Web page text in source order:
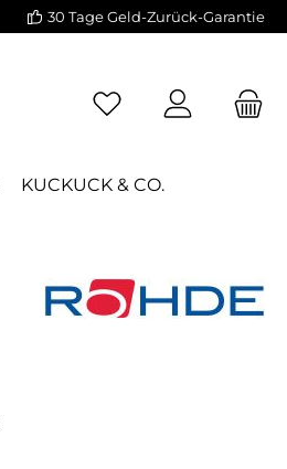
30 Tage Geld-Zurück-Garantie
KUCKUCK & CO.